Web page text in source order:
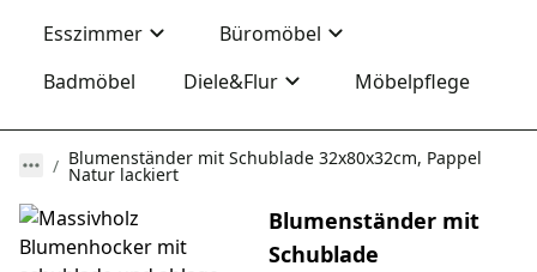
Esszimmer
Büromöbel
Badmöbel
Diele&Flur Möbelpflege
Blumenständer mit Schublade 32x80x32cm, Pappel
Natur lackiert
Blumenständer mit
Schublade